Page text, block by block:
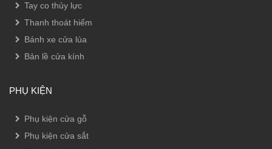
Tay co thủy lực
Thanh thoát hiểm
Bánh xe cửa lùa
Bản lề cửa kính
PHỤ KIỆN
Phụ kiện cửa gỗ
Phụ kiện cửa sắt